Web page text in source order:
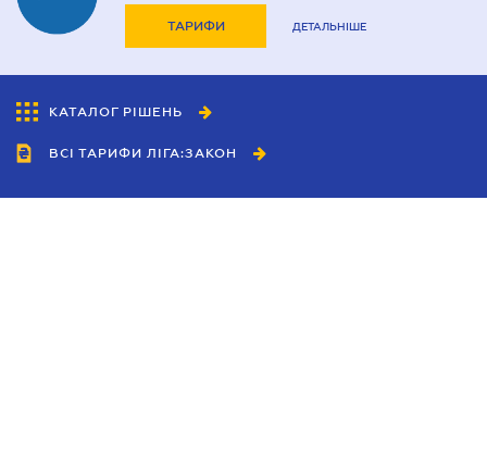
ТАРИФИ ДЕТАЛЬНІШЕ
КАТАЛОГ РІШЕНЬ
ВСІ ТАРИФИ ЛІГА:ЗАКОН